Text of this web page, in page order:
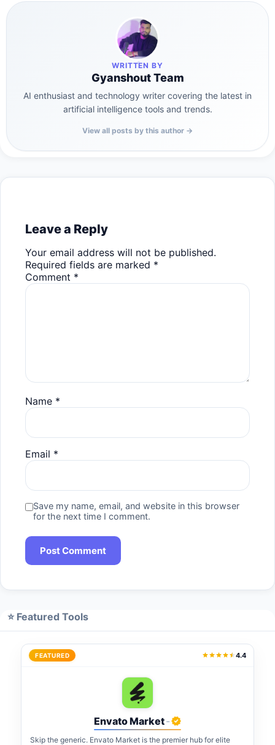
WRITTEN BY
Gyanshout Team
AI enthusiast and technology writer covering the latest in
artificial intelligence tools and trends.
View all posts by this author →
Leave a Reply
Your email address will not be published.
Required fields are marked *
Comment *
Name *
Email *
Save my name, email, and website in this browser
for the next time I comment.
⭐ Featured Tools
FEATURED 4.4
Envato Market-
Skip the generic. Envato Market is the premier hub for elite